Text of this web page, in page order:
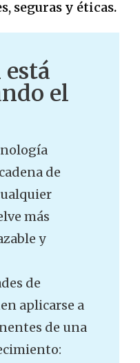
seguras y éticas.
el
de
más
y
de
aplicarse a
de una